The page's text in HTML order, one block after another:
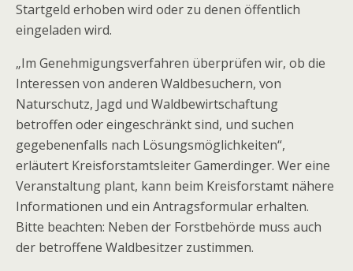
Startgeld erhoben wird oder zu denen öffentlich
eingeladen wird.
„Im Genehmigungsverfahren überprüfen wir, ob die
Interessen von anderen Waldbesuchern, von
Naturschutz, Jagd und Waldbewirtschaftung
betroffen oder eingeschränkt sind, und suchen
gegebenenfalls nach Lösungsmöglichkeiten“,
erläutert Kreisforstamtsleiter Gamerdinger. Wer eine
Veranstaltung plant, kann beim Kreisforstamt nähere
Informationen und ein Antragsformular erhalten.
Bitte beachten: Neben der Forstbehörde muss auch
der betroffene Waldbesitzer zustimmen.